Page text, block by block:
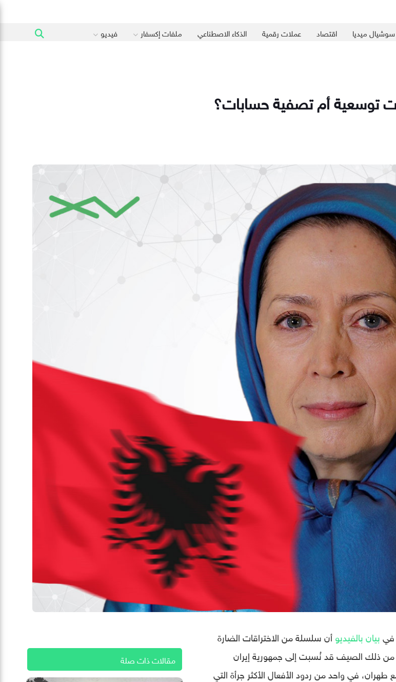
سوشيال ميديا اقتصاد عملات رقمية الذكاء الاصطناعي ملفات إكسفار فيديو
توسعية أم تصفية حسابات؟
بيان بالفيديوأن سلسلة من الاختراقات الضارة
من ذلك الصيف قد نُسبت إلى جمهورية إيران
في واحد من ردود الأفعال الأكثر جرأة التي
مقالات ذات صلة